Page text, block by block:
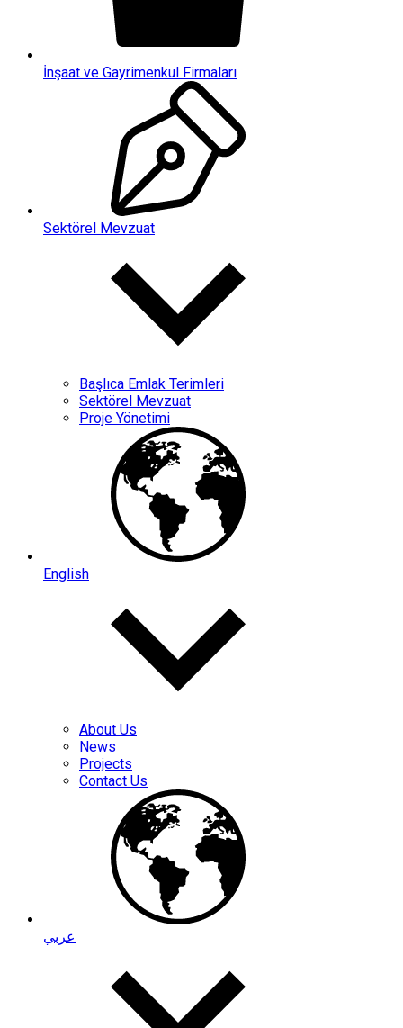
İnşaat ve Gayrimenkul Firmaları
Sektörel Mevzuat
Başlıca Emlak Terimleri
Sektörel Mevzuat
Proje Yönetimi
English
About Us
News
Projects
Contact Us
عربي